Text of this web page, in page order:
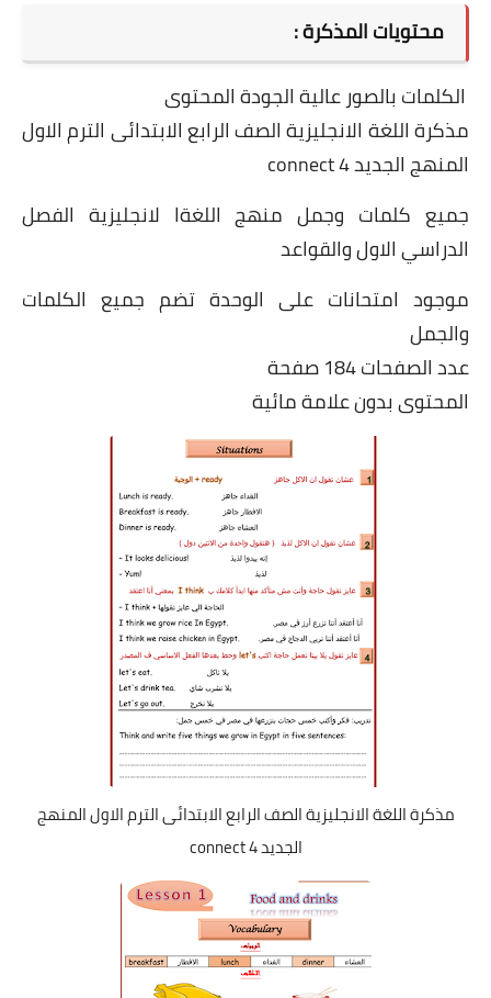
محتويات المذكرة :
الكلمات بالصور عالية الجودة المحتوى
مذكرة اللغة الانجليزية الصف الرابع الابتدائى الترم الاول
المنهج الجديد connect 4
جميع كلمات وجمل منهج اللغةا لانجليزية الفصل
الدراسي الاول والقواعد
موجود امتحانات على الوحدة تضم جميع الكلمات
والجمل
عدد الصفحات 184 صفحة
المحتوى بدون علامة مائية
مذكرة اللغة الانجليزية الصف الرابع الابتدائى الترم الاول المنهج
الجديد connect 4